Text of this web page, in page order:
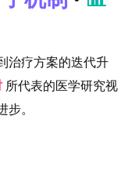
治疗方案的迭代升
所代表的医学研究视
。